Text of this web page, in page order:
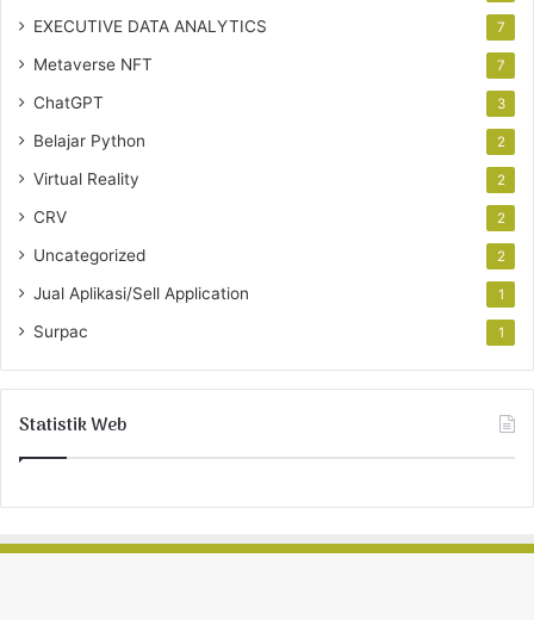
EXECUTIVE DATA ANALYTICS 7
Metaverse NFT 7
ChatGPT 3
Belajar Python 2
Virtual Reality 2
CRV 2
Uncategorized 2
Jual Aplikasi/Sell Application 1
Surpac 1
Statistik Web